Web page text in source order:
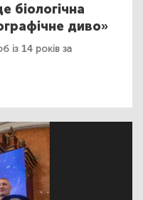
біологічна
диво»
із 14 років за